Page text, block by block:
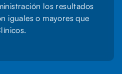
los resultados
iguales o mayores que